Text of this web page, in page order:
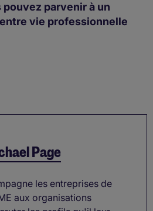
parvenir à un
vie professionnelle
Page
les entreprises de
aux organisations